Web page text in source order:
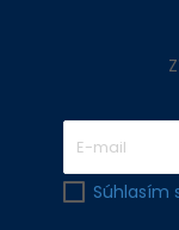
Súhlasím